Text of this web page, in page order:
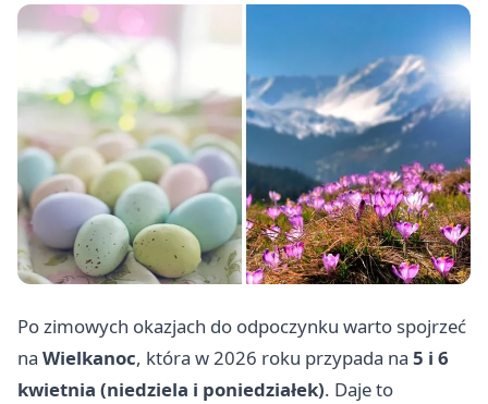
Po zimowych okazjach do odpoczynku warto spojrzeć
na Wielkanoc, która w 2026 roku przypada na 5 i 6
kwietnia (niedziela i poniedziałek). Daje to